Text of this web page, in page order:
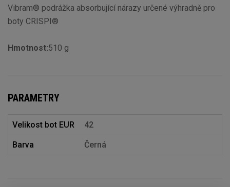
Vibram® podrážka absorbující nárazy určené výhradně pro
boty CRISPI®
Hmotnost:510 g
PARAMETRY
Velikost bot EUR 42
Barva Černá